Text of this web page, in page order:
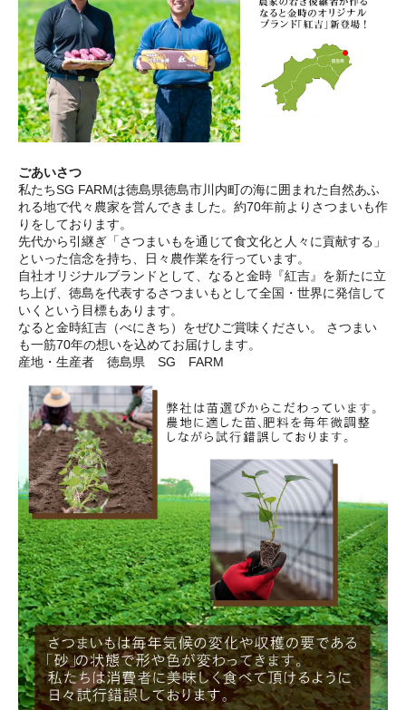
ごあいさつ
私たちSG FARMは徳島県徳島市川内町の海に囲まれた自然あふ
れる地で代々農家を営んできました。約70年前よりさつまいも作
りをしております。
先代から引継ぎ「さつまいもを通じて食文化と人々に貢献する」
といった信念を持ち、日々農作業を行っています。
自社オリジナルブランドとして、なると金時『紅吉』を新たに立
ち上げ、徳島を代表するさつまいもとして全国・世界に発信して
いくという目標もあります。
なると金時紅吉（べにきち）をぜひご賞味ください。 さつまい
も一筋70年の想いを込めてお届けします。
産地・生産者 徳島県 SG FARM